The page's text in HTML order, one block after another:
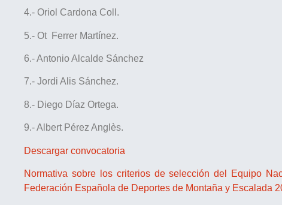
4.- Oriol Cardona Coll.
5.- Ot Ferrer Martínez.
6.- Antonio Alcalde Sánchez
7.- Jordi Alis Sánchez.
8.- Diego Díaz Ortega.
9.- Albert Pérez Anglès.
Descargar convocatoria
Normativa sobre los criterios de selección del Equipo
Federación Española de Deportes de Montaña y Escalada